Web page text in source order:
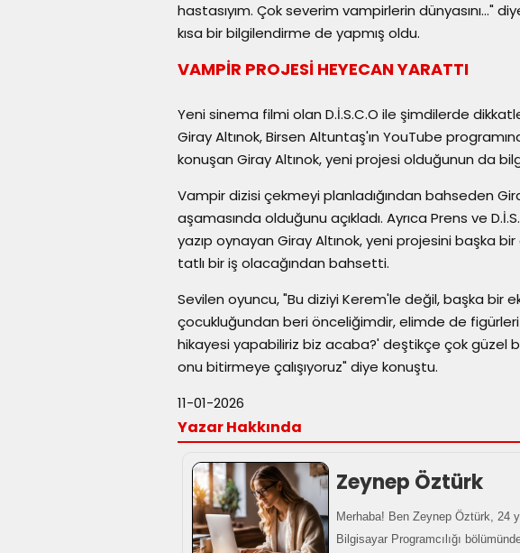
hastasıyım. Çok severim vampirlerin dünyasını..."
kısa bir bilgilendirme de yapmış oldu.
VAMPİR PROJESİ HEYECAN YARATTI
Yeni sinema filmi olan D.İ.S.C.O ile şimdilerde
Giray Altınok, Birsen Altuntaş'ın YouTube
konuşan Giray Altınok, yeni projesi olduğunun da
Vampir dizisi çekmeyi planladığından bahseden
aşamasında olduğunu açıkladı. Ayrıca Prens ve
yazıp oynayan Giray Altınok, yeni projesini başka
tatlı bir iş olacağından bahsetti.
Sevilen oyuncu, "Bu diziyi Kerem'le değil, başka bir
çocukluğundan beri önceliğimdir, elimde de figürleri
hikayesi yapabiliriz biz acaba?' deştikçe çok güzel
onu bitirmeye çalışıyoruz" diye konuştu.
11-01-2026
Yazar Hakkında
Zeynep Öztürk
Merhaba! Ben Zeynep Öztürk, 24
Bilgisayar Programcılığı